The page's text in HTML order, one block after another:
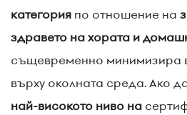
категория по отношение на
здравето на хората и
същевременно минимизира
върху околната среда. Ако
най-високото ниво на